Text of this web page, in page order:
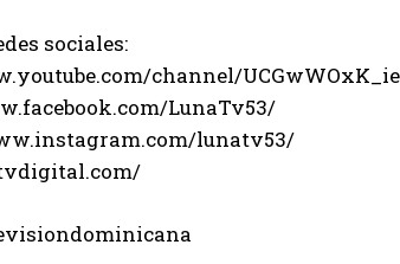
sociales:
channel/
LunaTv53/
lunatv53/